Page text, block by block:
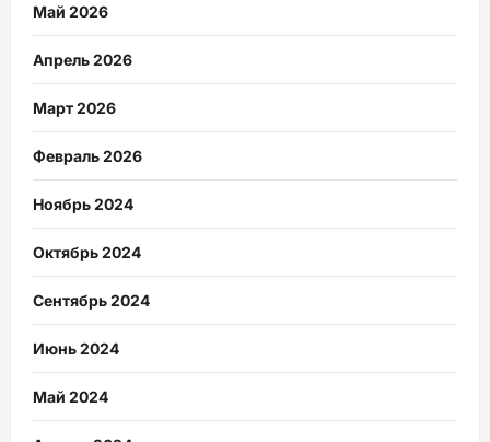
Май 2026
Апрель 2026
Март 2026
Февраль 2026
Ноябрь 2024
Октябрь 2024
Сентябрь 2024
Июнь 2024
Май 2024